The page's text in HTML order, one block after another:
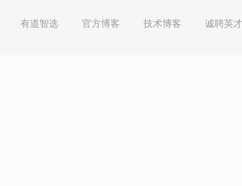
有道智选 官方博客 技术博客 诚聘英才